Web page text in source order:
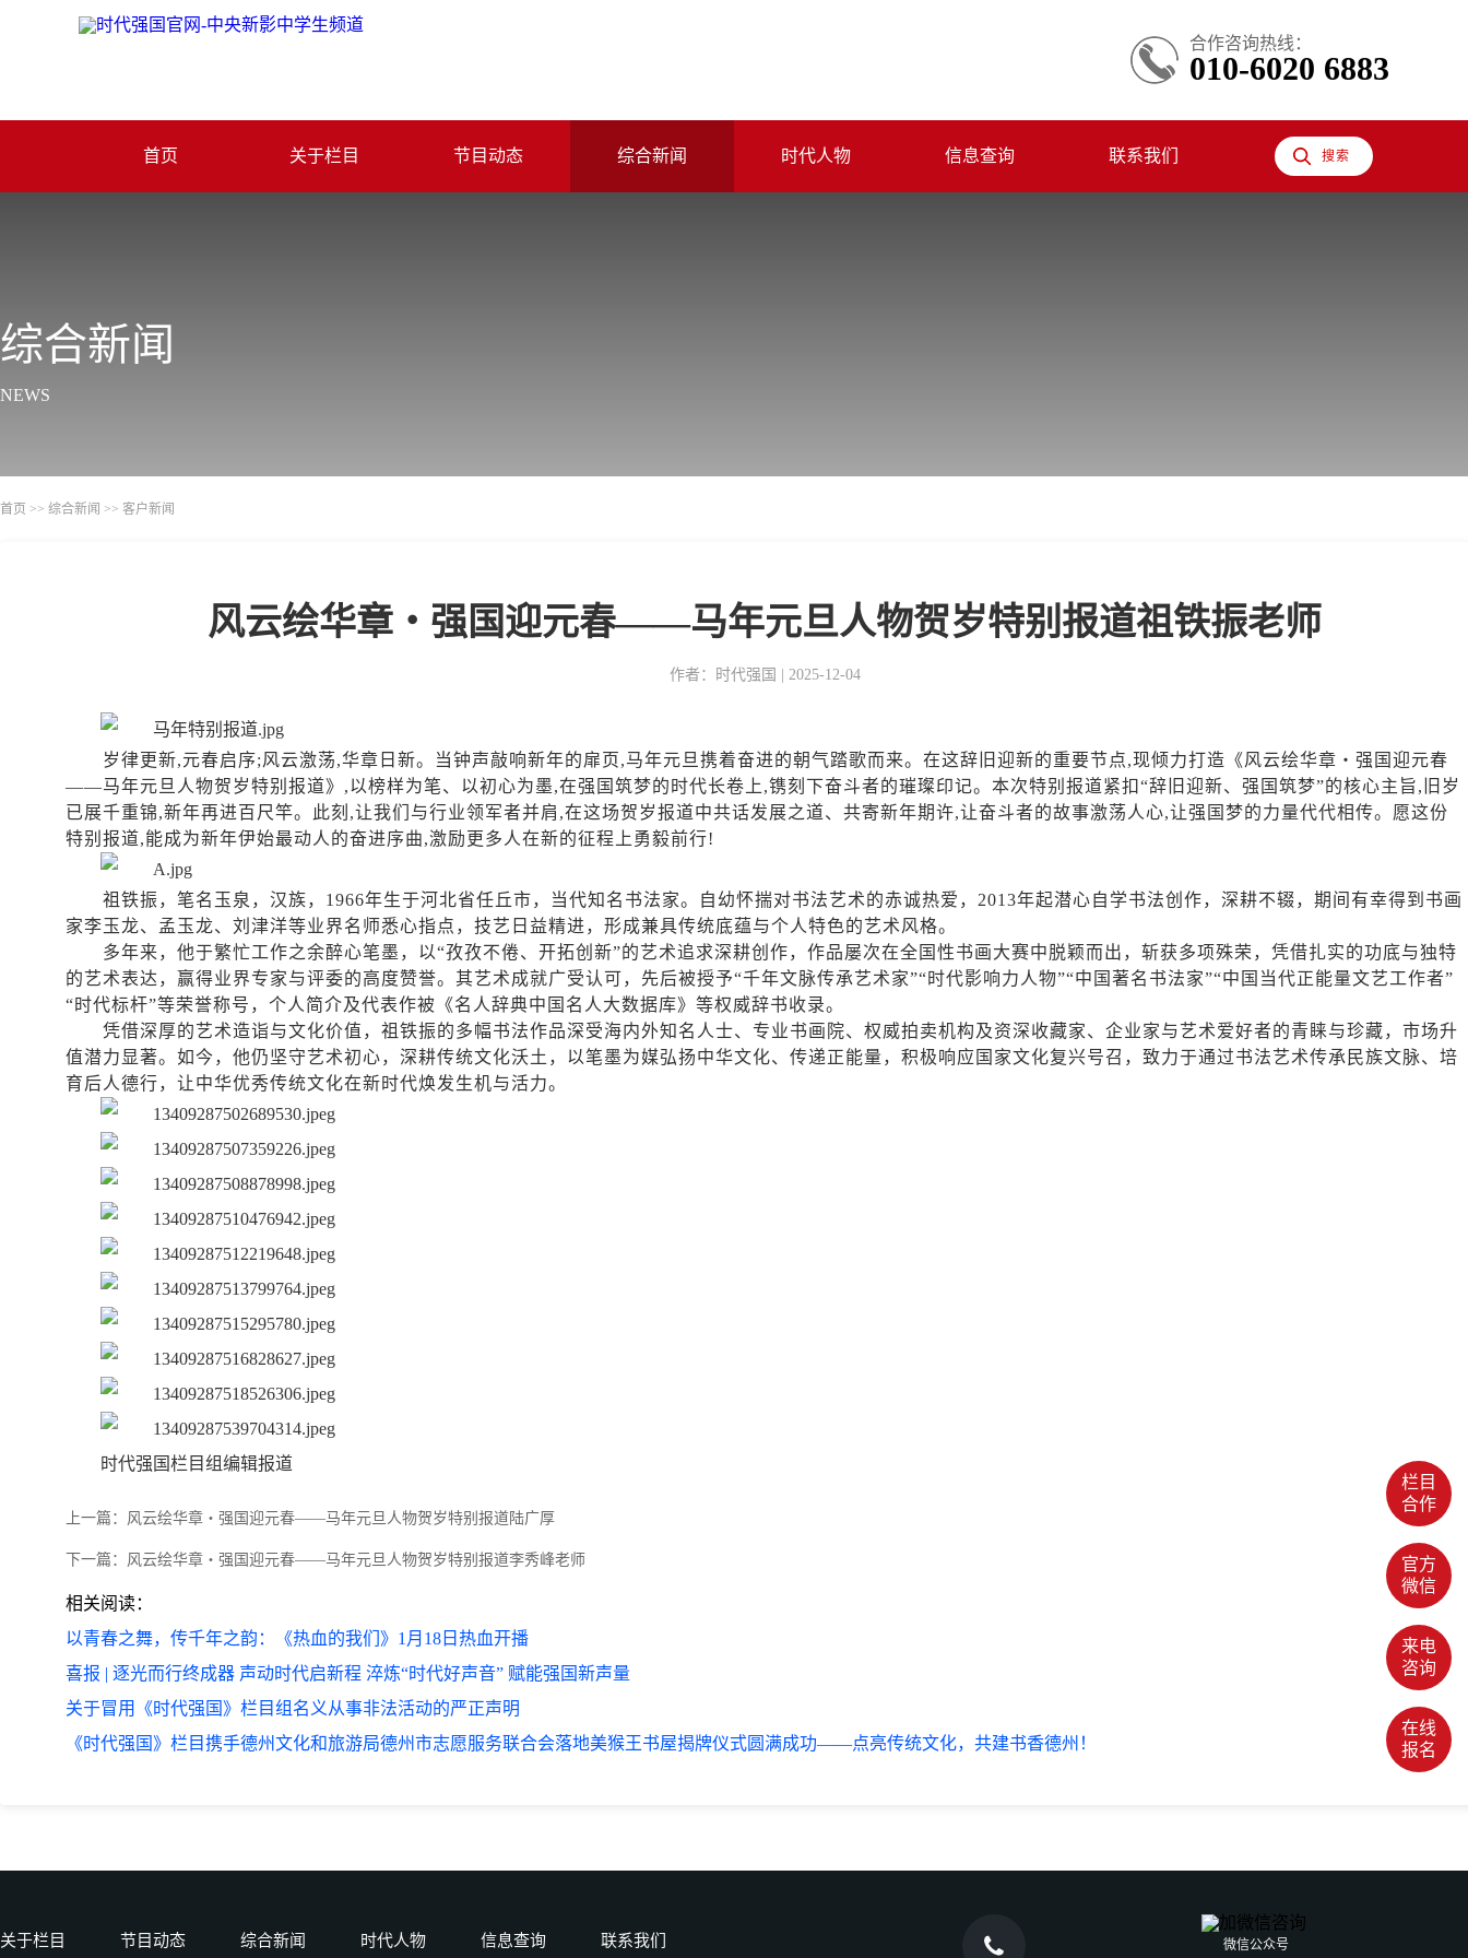
合作咨询热线：
010-6020 6883
首页 关于栏目 节目动态 综合新闻 时代人物 信息查询 联系我们
综合新闻
NEWS
首页 >> 综合新闻 >> 客户新闻
风云绘华章・强国迎元春——马年元旦人物贺岁特别报道祖铁振老师
作者：时代强国 | 2025-12-04
岁律更新,元春启序;风云激荡,华章日新。当钟声敲响新年的扉页,马年元旦携着奋进的朝气踏歌而来。在这辞旧迎新的重要节点,现倾力打造《风云绘华章・强国迎元春
——马年元旦人物贺岁特别报道》,以榜样为笔、以初心为墨,在强国筑梦的时代长卷上,镌刻下奋斗者的璀璨印记。本次特别报道紧扣“辞旧迎新、强国筑梦”的核心主旨,旧岁
已展千重锦,新年再进百尺竿。此刻,让我们与行业领军者并肩,在这场贺岁报道中共话发展之道、共寄新年期许,让奋斗者的故事激荡人心,让强国梦的力量代代相传。愿这份
特别报道,能成为新年伊始最动人的奋进序曲,激励更多人在新的征程上勇毅前行!
祖铁振，笔名玉泉，汉族， 1966年生于河北省任丘市，当代知名书法家。自幼怀揣对书法艺术的赤诚热爱，2013年起潜心自学书法创作，深耕不辍，期间有幸得到书画
家李玉龙、孟玉龙、刘津洋等业界名师悉心指点，技艺日益精进，形成兼具传统底蕴与个人特色的艺术风格。
多年来，他于繁忙工作之余醉心笔墨，以“孜孜不倦、开拓创新”的艺术追求深耕创作，作品屡次在全国性书画大赛中脱颖而出，斩获多项殊荣，凭借扎实的功底与独特
的艺术表达，赢得业界专家与评委的高度赞誉。其艺术成就广受认可，先后被授予“千年文脉传承艺术家”“时代影响力人物”“中国著名书法家”“中国当代正能量文艺工作者”
“时代标杆”等荣誉称号，个人简介及代表作被《名人辞典中国名人大数据库》等权威辞书收录。
凭借深厚的艺术造诣与文化价值，祖铁振的多幅书法作品深受海内外知名人士、专业书画院、权威拍卖机构及资深收藏家、企业家与艺术爱好者的青睐与珍藏，市场升
值潜力显著。如今，他仍坚守艺术初心，深耕传统文化沃土，以笔墨为媒弘扬中华文化、传递正能量，积极响应国家文化复兴号召，致力于通过书法艺术传承民族文脉、培
育后人德行，让中华优秀传统文化在新时代焕发生机与活力。
时代强国栏目组编辑报道
上一篇： 风云绘华章・强国迎元春——马年元旦人物贺岁特别报道陆广厚
下一篇： 风云绘华章・强国迎元春——马年元旦人物贺岁特别报道李秀峰老师
相关阅读：
以青春之舞，传千年之韵：《热血的我们》1月18日热血开播
喜报 | 逐光而行终成器 声动时代启新程 淬炼“时代好声音” 赋能强国新声量
关于冒用《时代强国》栏目组名义从事非法活动的严正声明​
《时代强国》栏目携手德州文化和旅游局德州市志愿服务联合会落地美猴王书屋揭牌仪式圆满成功——点亮传统文化，共建书香德州！
关于栏目 节目动态 综合新闻 时代人物 信息查询 联系我们  微信公众号
栏目
合作
官方
微信
来电
咨询
在线
报名